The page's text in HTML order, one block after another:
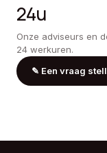
24u
Onze adviseurs en
24 werkuren.
✎ Een vraag